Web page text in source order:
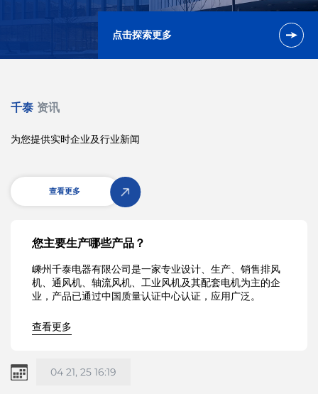
查看更多
点击探索更多
千泰 资讯
为您提供实时企业及行业新闻
您主要生产哪些产品？
嵊州千泰电器有限公司是一家专业设计、生产、销售排风
机、通风机、轴流风机、工业风机及其配套电机为主的企
业，产品已通过中国质量认证中心认证，应用广泛。
查看更多
04 21, 25 16:19